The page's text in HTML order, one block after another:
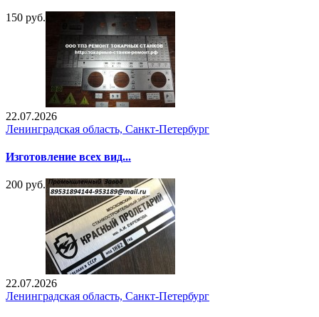
150 руб.
22.07.2026
Ленинградская область, Санкт-Петербург
Изготовление всех вид...
200 руб.
22.07.2026
Ленинградская область, Санкт-Петербург